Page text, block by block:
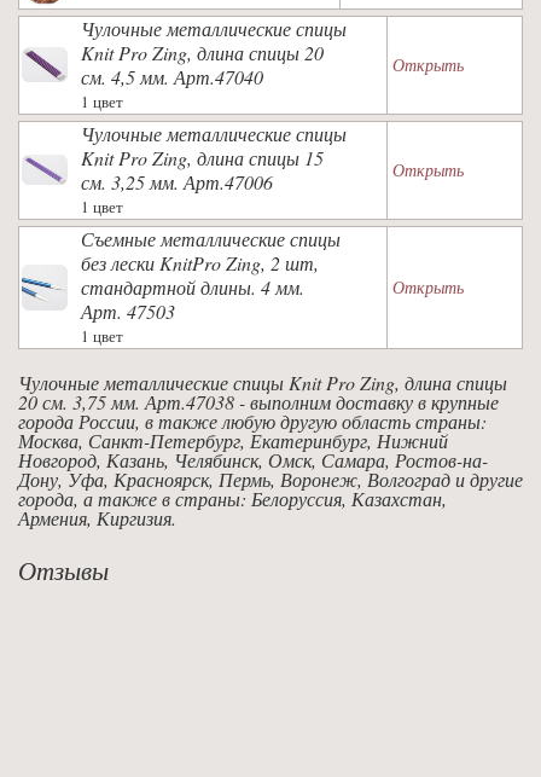
Чулочные металлические спицы
Knit Pro Zing, длина спицы 20
см. 4,5 мм. Арт.47040
1 цвет
Открыть
Чулочные металлические спицы
Knit Pro Zing, длина спицы 15
см. 3,25 мм. Арт.47006
1 цвет
Открыть
Съемные металлические спицы
без лески KnitPro Zing, 2 шт,
стандартной длины. 4 мм.
Арт. 47503
1 цвет
Открыть
Чулочные металлические спицы Knit Pro Zing, длина спицы
20 см. 3,75 мм. Арт.47038 - выполним доставку в крупные
города России, в также любую другую область страны:
Москва, Санкт-Петербург, Екатеринбург, Нижний
Новгород, Казань, Челябинск, Омск, Самара, Ростов-на-
Дону, Уфа, Красноярск, Пермь, Воронеж, Волгоград и другие
города, а также в страны: Белоруссия, Казахстан,
Армения, Киргизия.
Отзывы